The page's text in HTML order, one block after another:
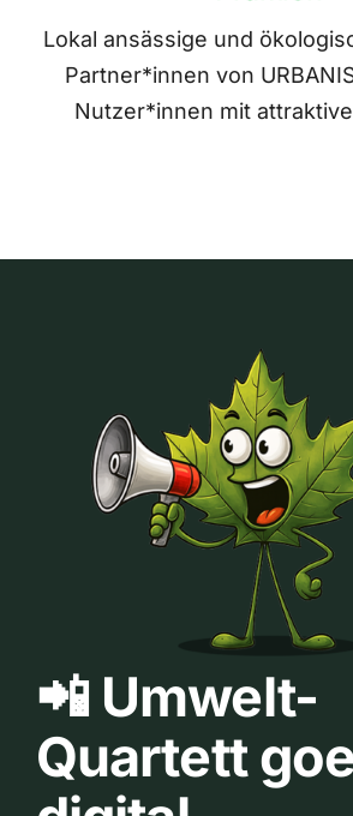
Lokal ansässige und
Partner*innen von
Nutzer*innen mit
📲 Umwelt-
Quartett